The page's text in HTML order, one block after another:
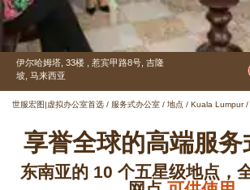
伊尔哈姆塔, 33楼 , 惹宾甲路8号, 吉隆
坡, 马来西亚
世服宏图|虚拟办公室首选 / 服务式办公室 / 地点 / Kuala Lumpur /
享誉全球的高端服务
东南亚的 10 个五星级地点，